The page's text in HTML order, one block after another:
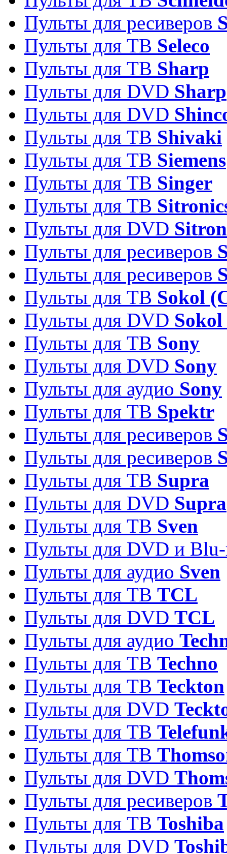
Пульты для ресиверов
Пульты для ТВ Seleco
Пульты для ТВ Sharp
Пульты для DVD Sharp
Пульты для DVD
Пульты для ТВ Shivaki
Пульты для ТВ Siemens
Пульты для ТВ Singer
Пульты для ТВ
Пульты для DVD
Пульты для ресиверов
Пульты для ресиверов
Пульты для ТВ Sokol
Пульты для DVD
Пульты для ТВ Sony
Пульты для DVD Sony
Пульты для аудио Sony
Пульты для ТВ Spektr
Пульты для ресиверов
Пульты для ресиверов
Пульты для ТВ Supra
Пульты для DVD Supra
Пульты для ТВ Sven
Пульты для DVD и
Пульты для аудио Sven
Пульты для ТВ TCL
Пульты для DVD TCL
Пульты для аудио
Пульты для ТВ Techno
Пульты для ТВ Teckton
Пульты для DVD
Пульты для ТВ
Пульты для ТВ
Пульты для DVD
Пульты для ресиверов
Пульты для ТВ Toshiba
Пульты для DVD